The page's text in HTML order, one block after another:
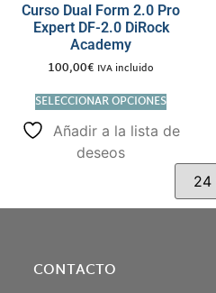
Curso Dual Form 2.0 Pro
Expert DF-2.0 DiRock
Academy
100,00€ IVA incluido
SELECCIONAR OPCIONES
Añadir a la lista de
deseos
CONTACTO